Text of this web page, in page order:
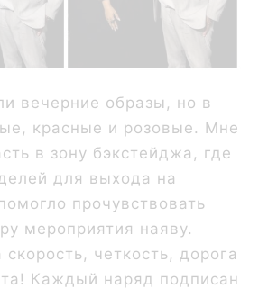
вечерние образы, но в
красные и розовые. Мне
в зону бэкстейджа, где
для выхода на
прочувствовать
мероприятия наяву.
скорость, четкость, дорога
Каждый наряд подписан